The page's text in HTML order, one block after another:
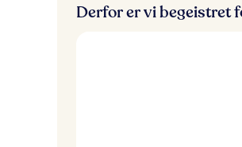
Derfor er vi begeistret